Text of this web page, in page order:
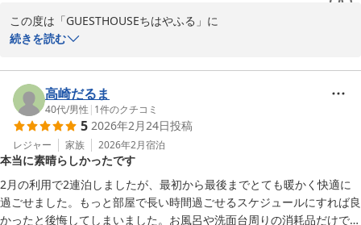
ぜひ次回の京都旅行の際にもお会いできますことを、心よりお待ち
改めてまして、この度のご利用と嬉しいご感想、誠にありがとうご
ざいました。
末筆になりましたが、お部屋を大変綺麗にお使いくださりありがと
うございました。(__)
この度は「GUESTHOUSEちはやふる」に
お越しいただき、そして嬉しいご感想をお寄せ
大切な息子様のご卒業、おめでとうございます！
そのような大切な日に当GUESTHOUSEを
ご利用いただきましたこと、心よりお礼申し上げます。
「実家に帰ったようにくつろげた」とのお言葉を
頂戴し大変嬉しく、私どもにとって何よりの
励みです。
続きを読む
高崎だるま
40代/男性 | 1件のクチコミ
5 2026年2月24日投稿
レジャー 家族 2026年2月宿泊
本当に素晴らしかったです
2月の利用で2連泊しましたが、最初から最後までとても暖かく快適に
過ごせました。もっと部屋で長い時間過ごせるスケジュールにすれば良
かったと後悔してしまいました。お風呂や洗面台周りの消耗品だけでな